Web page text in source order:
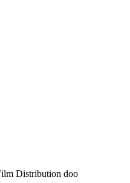
Distribution doo